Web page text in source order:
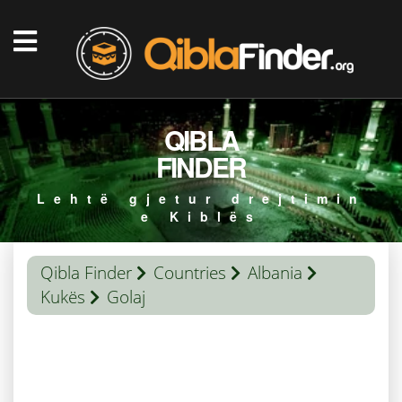
QIBLA
FINDER
Lehtë gjetur drejtimin
e Kiblës
Qibla Finder Countries
Albania
Kukës
Golaj